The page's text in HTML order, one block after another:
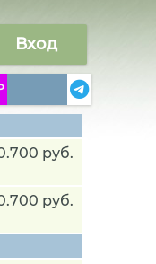
Вход
руб.
руб.